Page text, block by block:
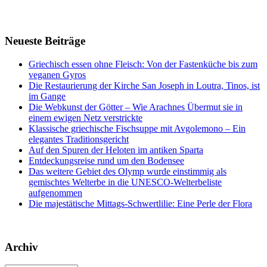
Neueste Beiträge
Griechisch essen ohne Fleisch: Von der Fastenküche bis zum
veganen Gyros
Die Restaurierung der Kirche San Joseph in Loutra, Tinos, ist
im Gange
Die Webkunst der Götter – Wie Arachnes Übermut sie in
einem ewigen Netz verstrickte
Klassische griechische Fischsuppe mit Avgolemono – Ein
elegantes Traditionsgericht
Auf den Spuren der Heloten im antiken Sparta
Entdeckungsreise rund um den Bodensee
Das weitere Gebiet des Olymp wurde einstimmig als
gemischtes Welterbe in die UNESCO-Welterbeliste
aufgenommen
Die majestätische Mittags-Schwertlilie: Eine Perle der Flora
Archiv